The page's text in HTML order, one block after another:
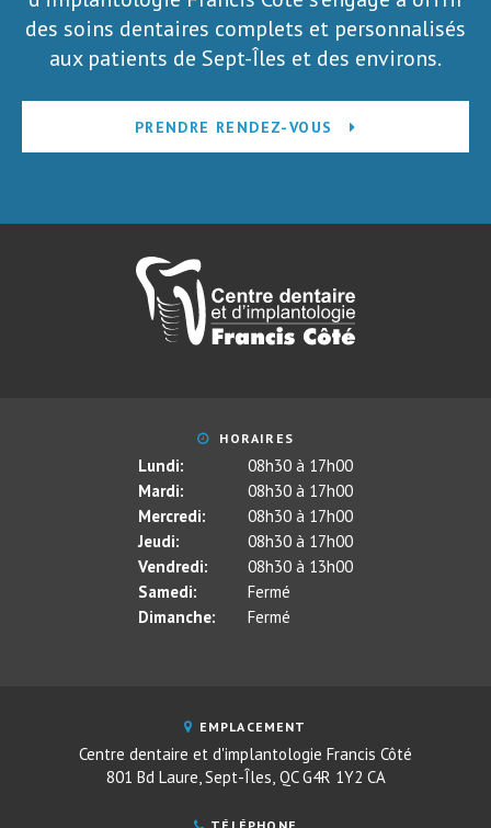
des soins dentaires complets et personnalisés
aux patients de Sept-Îles et des environs.
PRENDRE RENDEZ-VOUS
HORAIRES
Lundi:
08h30 à 17h00
Mardi:
08h30 à 17h00
Mercredi:
08h30 à 17h00
Jeudi:
08h30 à 17h00
Vendredi:
08h30 à 13h00
Samedi:
Fermé
Dimanche:
Fermé
EMPLACEMENT
Centre dentaire et d'implantologie Francis Côté
801 Bd Laure Sept-Îles QC G4R 1Y2 CA